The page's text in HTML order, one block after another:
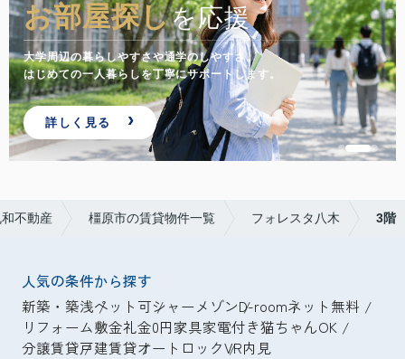
お部屋探しを応援
大学周辺の暮らしやすさや通学のしやすさ。
はじめての一人暮らしを丁寧にサポートします。
詳しく見る
不動産 橿原市の賃貸物件一覧 フォレスタ八木 3階
人気の条件から探す
新築・築浅ペット可シャーメゾンD-roomネット無料
リフォーム敷金礼金0円家具家電付き猫ちゃんOK
分譲賃貸戸建賃貸オートロックVR内見